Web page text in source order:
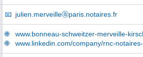
julien.merveilleⓐparis.notaires.fr
www.bonneau-schweitzer-merveille-
www.linkedin.com/company/rnc-